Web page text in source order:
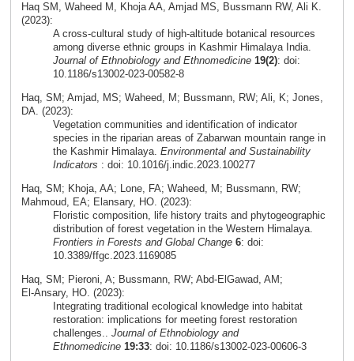
Haq SM, Waheed M, Khoja AA, Amjad MS, Bussmann RW, Ali K.
(2023):
A cross-cultural study of high-altitude botanical resources
among diverse ethnic groups in Kashmir Himalaya India.
Journal of Ethnobiology and Ethnomedicine 19(2): doi:
10.1186/s13002-023-00582-8
Haq, SM; Amjad, MS; Waheed, M; Bussmann, RW; Ali, K; Jones,
DA. (2023):
Vegetation communities and identification of indicator
species in the riparian areas of Zabarwan mountain range in
the Kashmir Himalaya. Environmental and Sustainability
Indicators : doi: 10.1016/j.indic.2023.100277
Haq, SM; Khoja, AA; Lone, FA; Waheed, M; Bussmann, RW;
Mahmoud, EA; Elansary, HO. (2023):
Floristic composition, life history traits and phytogeographic
distribution of forest vegetation in the Western Himalaya.
Frontiers in Forests and Global Change 6: doi:
10.3389/ffgc.2023.1169085
Haq, SM; Pieroni, A; Bussmann, RW; Abd‑ElGawad, AM;
El‑Ansary, HO. (2023):
Integrating traditional ecological knowledge into habitat
restoration: implications for meeting forest restoration
challenges.. Journal of Ethnobiology and
Ethnomedicine 19:33: doi: 10.1186/s13002-023-00606-3